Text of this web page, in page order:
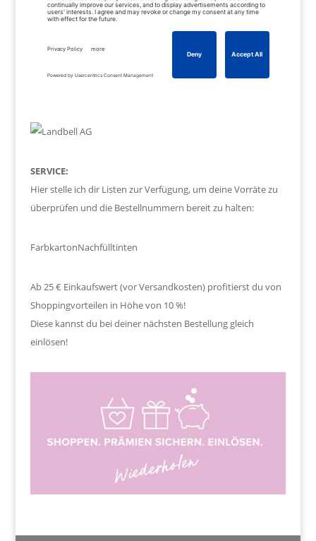
SERVICE:
Hier stelle ich dir Listen zur Verfügung, um deine Vorräte zu
überprüfen und die Bestellnummern bereit zu halten:
FarbkartonNachfülltinten
Ab 25 € Einkaufswert (vor Versandkosten) profitierst du von
Shoppingvorteilen in Höhe von 10 %!
Diese kannst du bei deiner nächsten Bestellung gleich
einlösen!